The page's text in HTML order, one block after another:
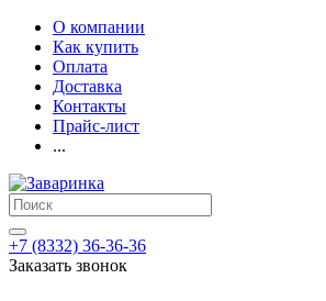
О компании
Как купить
Оплата
Доставка
Контакты
Прайс-лист
...
+7 (8332) 36-36-36
Заказать звонок